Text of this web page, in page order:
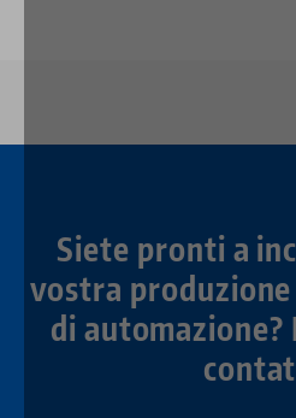
Siete pronti a
vostra produzione
di